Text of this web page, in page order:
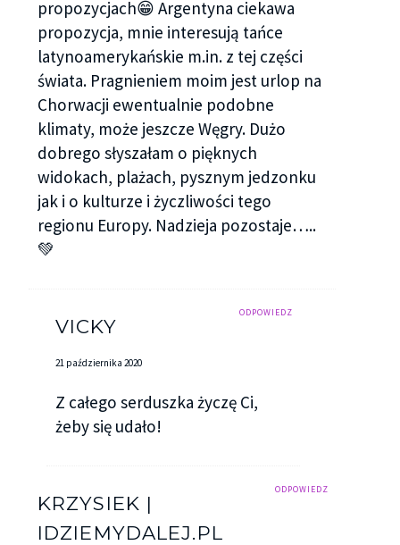
propozycjach😁 Argentyna ciekawa
propozycja, mnie interesują tańce
latynoamerykańskie m.in. z tej części
świata. Pragnieniem moim jest urlop na
Chorwacji ewentualnie podobne
klimaty, może jeszcze Węgry. Dużo
dobrego słyszałam o pięknych
widokach, plażach, pysznym jedzonku
jak i o kulturze i życzliwości tego
regionu Europy. Nadzieja pozostaje…..
💚
ODPOWIEDZ
VICKY
21 października 2020
Z całego serduszka życzę Ci,
żeby się udało!
ODPOWIEDZ
KRZYSIEK |
IDZIEMYDALEJ.PL